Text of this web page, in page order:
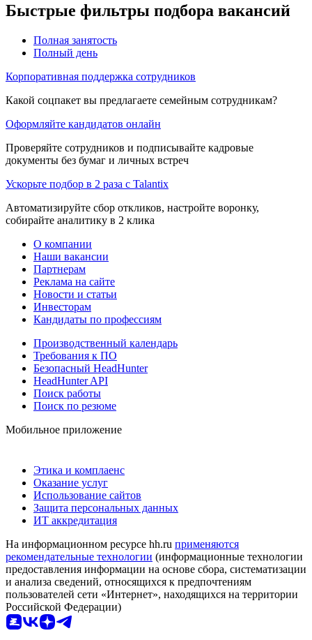
Быстрые фильтры подбора вакансий
Полная занятость
Полный день
Корпоративная поддержка сотрудников
Какой соцпакет вы предлагаете семейным сотрудникам?
Оформляйте кандидатов онлайн
Проверяйте сотрудников и подписывайте кадровые
документы без бумаг и личных встреч
Ускорьте подбор в 2 раза с Talantix
Автоматизируйте сбор откликов, настройте воронку,
собирайте аналитику в 2 клика
О компании
Наши вакансии
Партнерам
Реклама на сайте
Новости и статьи
Инвесторам
Кандидаты по профессиям
Производственный календарь
Требования к ПО
Безопасный HeadHunter
HeadHunter API
Поиск работы
Поиск по резюме
Мобильное приложение
Этика и комплаенс
Оказание услуг
Использование сайтов
Защита персональных данных
ИТ аккредитация
На информационном ресурсе hh.ru применяются
рекомендательные технологии (информационные технологии
предоставления информации на основе сбора, систематизации
и анализа сведений, относящихся к предпочтениям
пользователей сети «Интернет», находящихся на территории
Российской Федерации)